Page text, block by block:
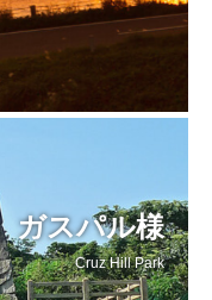
ガスパル様
Cruz Hill Park